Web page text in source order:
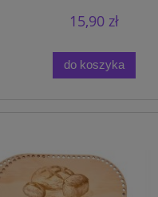
15,90 zł
do koszyka